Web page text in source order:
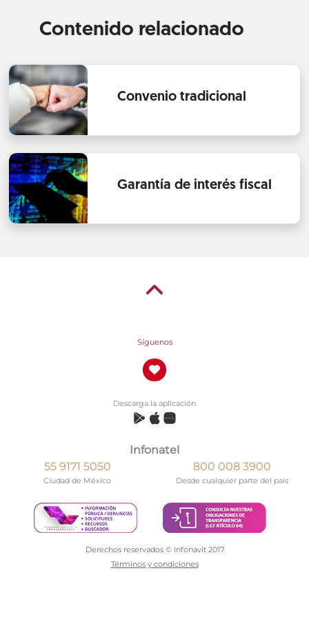
Contenido relacionado
Convenio tradicional
Garantía de interés fiscal
Síguenos
Descarga la aplicación
Infonatel
55 9171 5050
Ciudad de México
800 008 3900
Desde cualquier parte del país
Derechos reservados © Infonavit 2017
Términos y condiciones